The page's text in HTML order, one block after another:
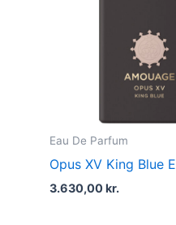
Eau De Parfum
Opus XV King Blue
3.630,00kr.